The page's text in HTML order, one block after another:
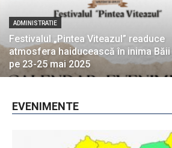
ADMINISTRATIE
Festivalul „Pintea Viteazul” readuce
atmosfera haiducească în inima Băii
pe 23-25 mai 2025
EVENIMENTE